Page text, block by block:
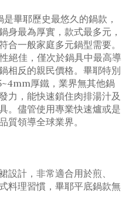
畢耶歷史最悠久的鍋款，
身最為厚實，款式最多元，
合一般家庭多元鍋型需要。
絕佳，僅次於鍋具中最高導
相反的親民價格。畢耶特別
厚鐵，業界無其他鍋
力，能快速鎖住肉排湯汁及
。儘管使用專業快速爐或是
質領導全球業界。
設計，非常適合用於煎、
料理習慣，畢耶平底鍋款無